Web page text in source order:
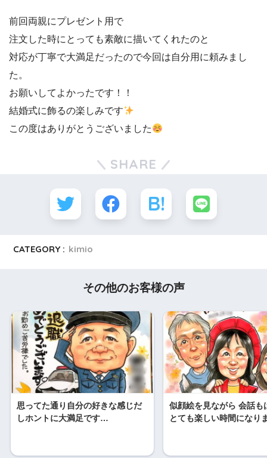
前回両親にプレゼント用で
注文した時にとっても素敵に描いてくれたのと
対応が丁寧で大満足だったので今回は自分用に頼みまし
た。
お願いしてよかったです！！
結婚式に飾るの楽しみです
この度はありがとうございました
SHARE
CATEGORY : kimio
その他のお客様の声
思ってた通り自分の好きな感じだ
しホントに大満足です…
似顔絵を見ながら 会話も
とても楽しい時間になり